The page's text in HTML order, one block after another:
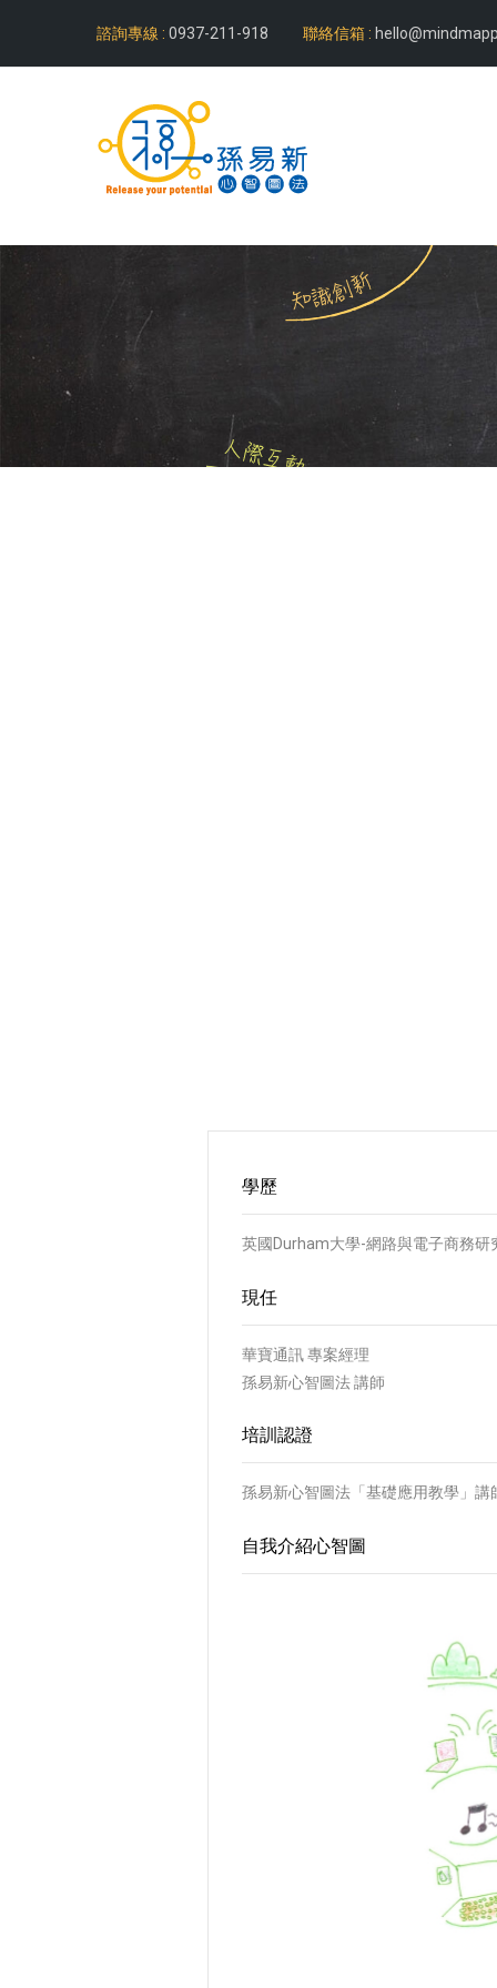
諮詢專線 : 0937-211-918 聯絡信箱 :
學歷
英國Durham大學-網路與電子商務研
現任
華寶通訊 專案經理
孫易新心智圖法 講師
培訓認證
孫易新心智圖法「基礎應用教學」講
自我介紹心智圖